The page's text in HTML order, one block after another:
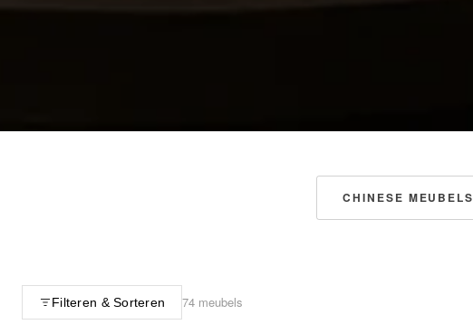
CHINESE MEUBELS
Filteren & Sorteren 74 meubels